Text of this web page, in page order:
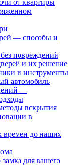
от квартиры
— способы и
повреждений
и их решение
и инструменты
автомобиль
—
вскрытия
в
времен до наших
для вашего